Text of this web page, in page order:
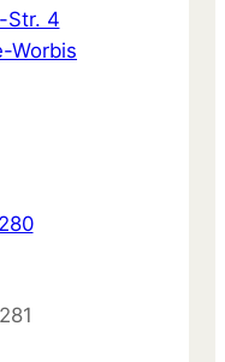
Str. 4
Worbis